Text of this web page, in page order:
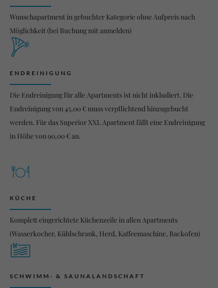
Wunschapartment in gebuchter Kategorie ohne Aufpreis nach
Möglichkeit (bei Buchung mit anmelden)
ENDREINIGUNG
Die Endreinigung für alle Apartments ist nicht inkludiert. Die
Endreinigung von 45,00 € muss verpflichtend hinzugebucht
werden. Für das Superior XXL Apartment fällt eine Endreinigung
in Höhe von 90,00 € an.
KÜCHE
Komplett eingerichtete Küchenzeile in allen Apartments
(Wasserkocher, Kühlschrank, Herd, Kaffeemaschine, Backofen)
SCHWIMM- & SAUNALANDSCHAFT